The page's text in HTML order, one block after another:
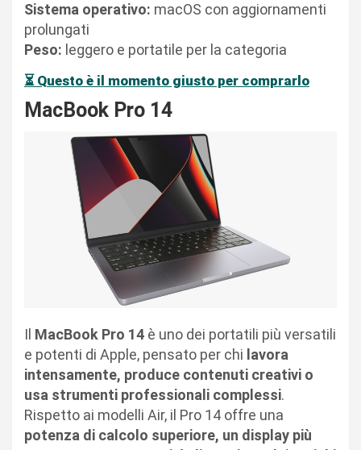
Sistema operativo: macOS con aggiornamenti
prolungati
Peso: leggero e portatile per la categoria
⏳ Questo è il momento giusto per comprarlo
MacBook Pro 14
Il MacBook Pro 14 è uno dei portatili più versatili
e potenti di Apple, pensato per chi lavora
intensamente, produce contenuti creativi o
usa strumenti professionali complessi.
Rispetto ai modelli Air, il Pro 14 offre una
potenza di calcolo superiore, un display più